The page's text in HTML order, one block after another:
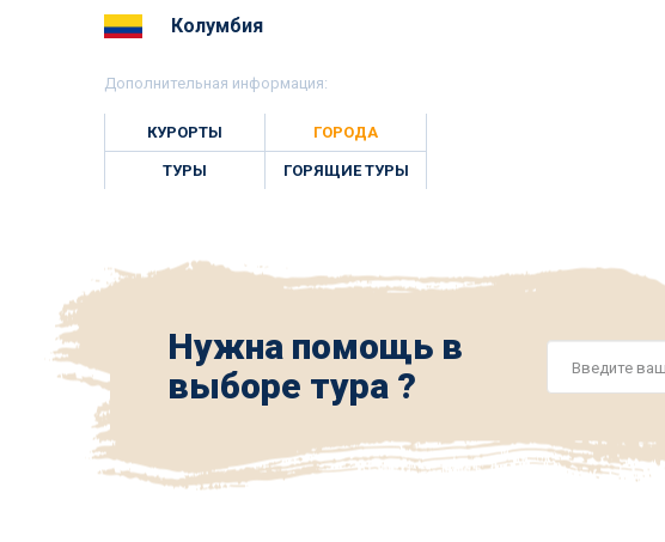
Колумбия
Дополнительная информация:
КУРОРТЫ ГОРОДА
ТУРЫ ГОРЯЩИЕ ТУРЫ
Нужна помощь в
выборе тура ?
*